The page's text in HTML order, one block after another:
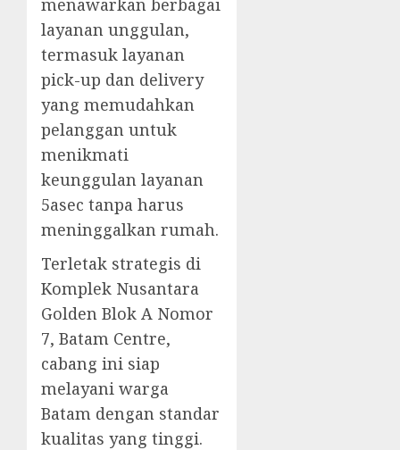
menawarkan berbagai
layanan unggulan,
termasuk layanan
pick-up dan delivery
yang memudahkan
pelanggan untuk
menikmati
keunggulan layanan
5asec tanpa harus
meninggalkan rumah.
Terletak strategis di
Komplek Nusantara
Golden Blok A Nomor
7, Batam Centre,
cabang ini siap
melayani warga
Batam dengan standar
kualitas yang tinggi.